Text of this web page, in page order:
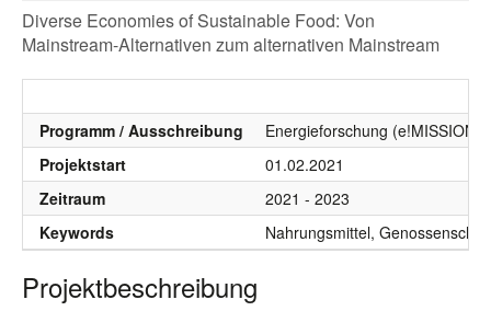
Diverse Economies of Sustainable Food: Von
Mainstream-Alternativen zum alternativen Mainstream
Programm / Ausschreibung
Energieforschung
Projektstart
01.02.2021
Zeitraum
2021 - 2023
Keywords
Nahrungsmittel,
Projektbeschreibung